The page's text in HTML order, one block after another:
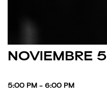
NOVIEMBRE 5
5:00 PM - 6:00 PM